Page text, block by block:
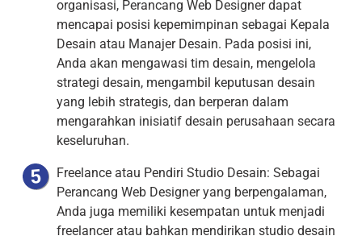
organisasi, Perancang Web Designer dapat
mencapai posisi kepemimpinan sebagai Kepala
Desain atau Manajer Desain. Pada posisi ini,
Anda akan mengawasi tim desain, mengelola
strategi desain, mengambil keputusan desain
yang lebih strategis, dan berperan dalam
mengarahkan inisiatif desain perusahaan secara
keseluruhan.
Freelance atau Pendiri Studio Desain: Sebagai
Perancang Web Designer yang berpengalaman,
Anda juga memiliki kesempatan untuk menjadi
freelancer atau bahkan mendirikan studio desain